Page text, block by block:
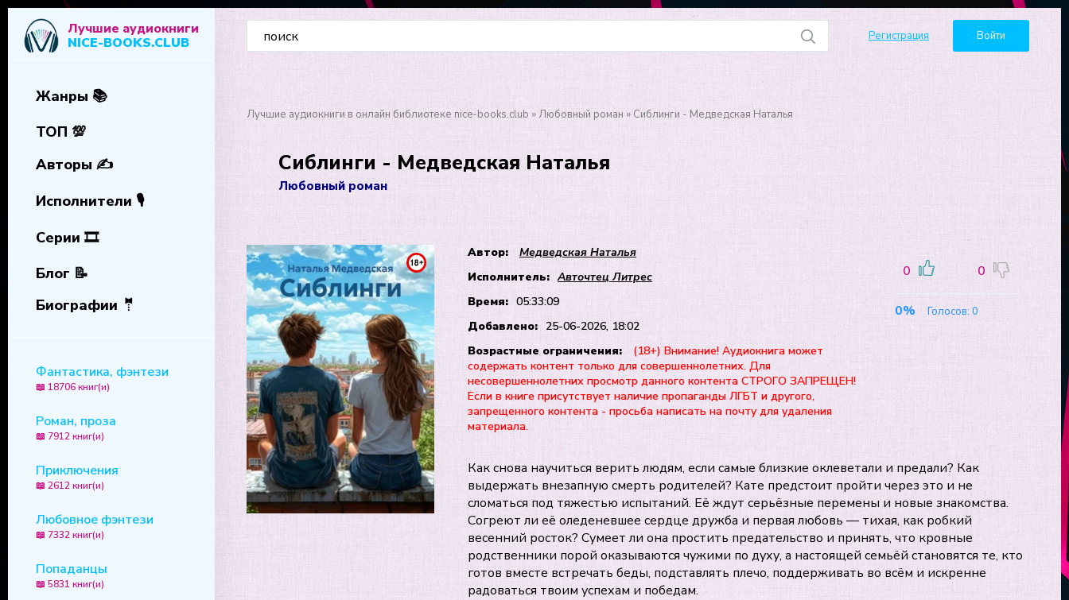
Лучшие аудиокниги
NICE-BOOKS.CLUB
Регистрация Войти
Жанры 📚
ТОП 💯
Авторы ✍️
Исполнители 🎙️
Серии 🎞️
Блог 📝
Биографии 🤵
Фантастика, фэнтези
📖 18706 книг(и)
Роман, проза
📖 7912 книг(и)
Приключения
📖 2612 книг(и)
Любовное фэнтези
📖 7332 книг(и)
Попаданцы
📖 5831 книг(и)
Лучшие аудиокниги в онлайн библиотеке nice-books.club » Любовный роман » Сиблинги - Медведская Наталья
Сиблинги - Медведская Наталья
Любовный роман
Автор:
Медведская Наталья
Исполнитель: Авточтец Литрес
Время: 05:33:09
Добавлено: 25-06-2026, 18:02
Возрастные ограничения:
(18+) Внимание! Аудиокнига может
содержать контент только для совершеннолетних. Для
несовершеннолетних просмотр данного контента СТРОГО ЗАПРЕЩЕН!
Если в книге присутствует наличие пропаганды ЛГБТ и другого,
запрещенного контента - просьба написать на почту для удаления
материала.
0 0
0% Голосов: 0
Как снова научиться верить людям, если самые близкие оклеветали и предали? Как
выдержать внезапную смерть родителей? Кате предстоит пройти через это и не
сломаться под тяжестью испытаний. Её ждут серьёзные перемены и новые знакомства.
Согреют ли её оледеневшее сердце дружба и первая любовь — тихая, как робкий
весенний росток? Сумеет ли она простить предательство и принять, что кровные
родственники порой оказываются чужими по духу, а настоящей семьёй становятся те, кто
готов вместе встречать беды, подставлять плечо, поддерживать во всём и искренне
радоваться твоим успехам и победам.